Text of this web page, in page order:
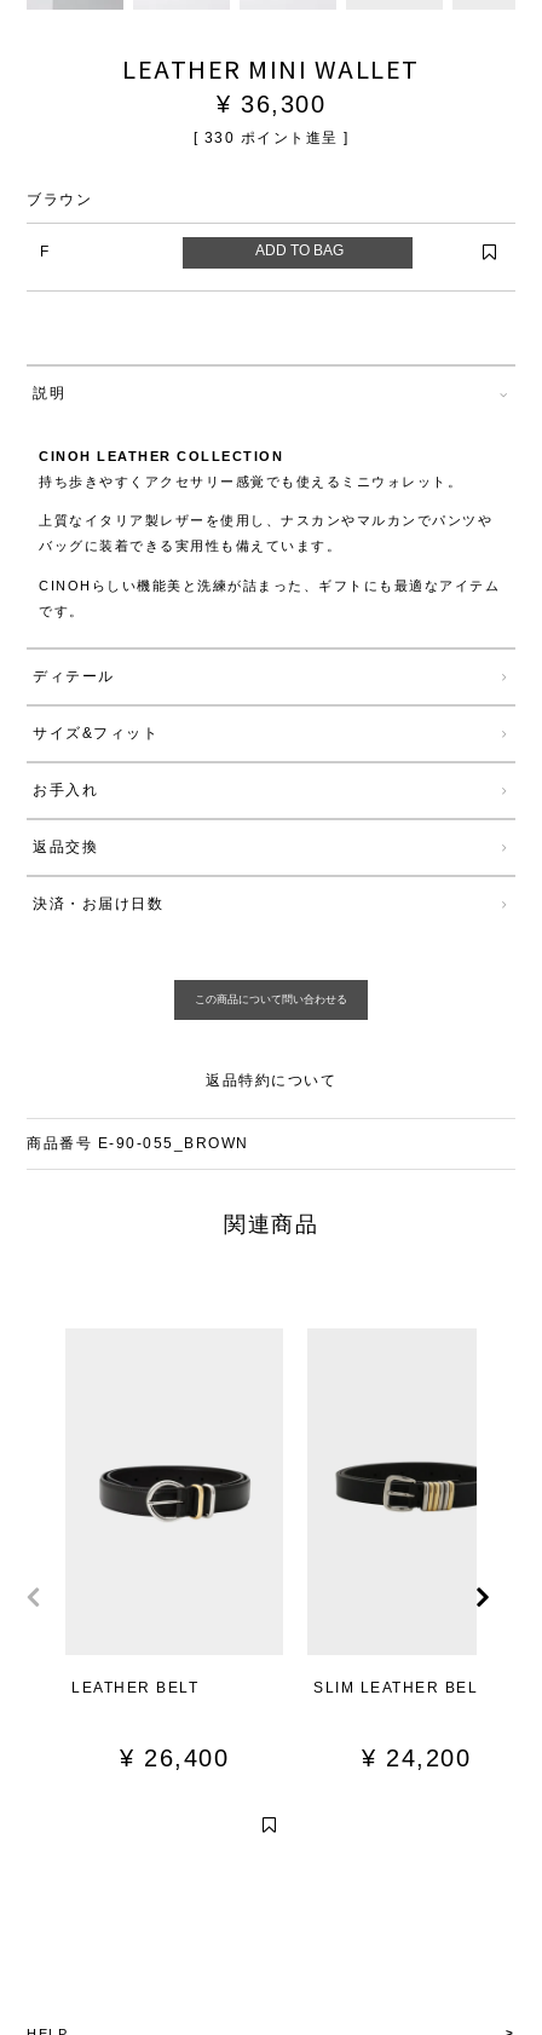
LEATHER MINI WALLET
¥ 36,300
[ 330 ポイント進呈 ]
ブラウン
F
説明
CINOH LEATHER COLLECTION
持ち歩きやすくアクセサリー感覚でも使えるミニウォレット。
上質なイタリア製レザーを使用し、ナスカンやマルカンでパンツや
バッグに装着できる実用性も備えています。
CINOHらしい機能美と洗練が詰まった、ギフトにも最適なアイテム
です。
ディテール
サイズ&フィット
お手入れ
返品交換
決済・お届け日数
返品特約について
商品番号 E-90-055_BROWN
関連商品
LEATHER BELT
¥ 26,400
SLIM LEATHER BELT
¥ 24,200